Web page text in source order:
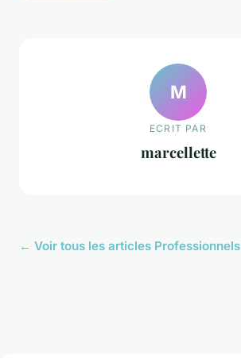
M
ECRIT PAR
marcellette
← Voir tous les articles Professionnels